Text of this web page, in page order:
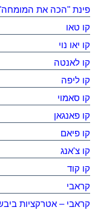
פינת "הכה את
קו טאו
קו יאו נוי
קו לאנטה
קו ליפה
קו סאמוי
קו פאנגאן
קו פיאם
קו צ'אנג
קו קוד
קראבי
קראבי – אטרקציות